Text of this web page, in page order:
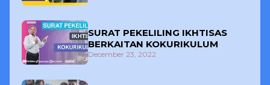
SURAT PEKELILING IKHTISAS
BERKAITAN KOKURIKULUM
December 23, 2022